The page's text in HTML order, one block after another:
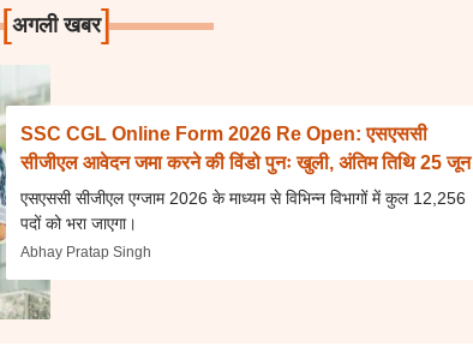
[अगली खबर]
SSC CGL Online Form 2026 Re Open: एसएससी
सीजीएल आवेदन जमा करने की विंडो पुनः खुली, अंतिम तिथि 25 जून
एसएससी सीजीएल एग्जाम 2026 के माध्यम से विभिन्न विभागों में कुल 12,256
पदों को भरा जाएगा।
Abhay Pratap Singh